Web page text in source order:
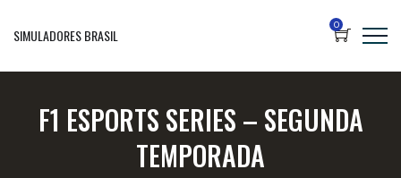
SIMULADORES BRASIL
0
F1 ESPORTS SERIES – SEGUNDA
TEMPORADA